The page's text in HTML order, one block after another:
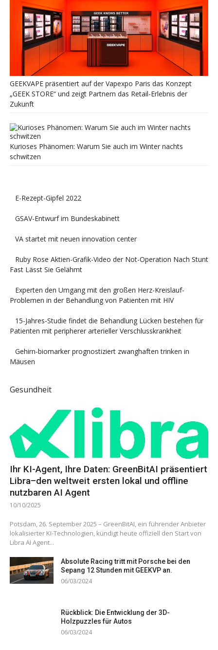
GEEKVAPE präsentiert auf der Vapexpo Paris das Konzept
„GEEK STORE“ und zeigt Partnern das Retail-Erlebnis der
Zukunft
Kurioses Phänomen: Warum Sie auch im Winter nachts
schwitzen
E-Rezept-Gipfel 2022
GSAV-Entwurf im Bundeskabinett
VA startet mit neuen innovation center
Ruby Rose Aktien-Grafik-Video der Not-Operation Nach Stunt
Fast Lässt Sie Gelähmt
Experten den Umgang mit den großen Herz-Kreislauf-
Problemen in der Behandlung von Patienten mit HIV
15-Jahres-Studie findet die Behandlung Lücken bestehen für
Patienten mit peripherer arterieller Verschlusskrankheit
Gehirn-biomarker prognostiziert zwanghaften trinken in
Mäusen
Gesundheit
Ihr KI-Agent, Ihre Daten: GreenBitAI präsentiert
Libra–den weltweit ersten lokal und offline
nutzbaren AI Agent
10/10/2025
Potsdam, 26. September 2025 – GreenBitAI, ein führender Anbieter
lokalisierter KI-Technologien, kündigt heute offiziell den Start von
Libra AI Agent...
Absolute Racing tritt mit Porsche bei den
Sepang 12 Stunden mit GEEKVP an.
06/03/2024
Rückblick: Die Entwicklung der 3D-
Holzpuzzles für Autos
06/03/2024